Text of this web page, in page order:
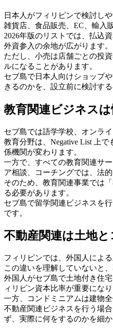
日本人がフィリピンで検討し
雑貨店、食品販売、EC、輸入
2026年版のリストでは、払込
外資参入の余地が広がります。
ただし、小売は店舗ごとの投
ルになることがあります。
セブ島で日本人向けショップ
きるのかを、設立前に検討する
教育関連ビジネス
セブ島では語学学校、オンラ
教育分野は、Negative List 上
係機関が変わります。
一方で、すべての教育関連サ
ア相談、コーチングでは、法
そのため、教育関連事業では
る必要があります。
セブ島で留学関連ビジネスを
です。
不動産関連は土地
フィリピンでは、外国人によ
この違いを理解していないと
外国人がセブ島で土地付き住
ィリピン資本比率が重要になり
一方、コンドミニアムは建物
不動産関連ビジネスを行う場
ず、実際に何をするのかを細